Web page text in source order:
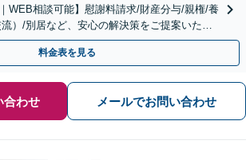
WEB相談可能】慰謝料請求/財産分与/親権/養
）/別居など、安心の解決策をご提案いたし
料金表を見る
合わせ メールでお問い合わせ